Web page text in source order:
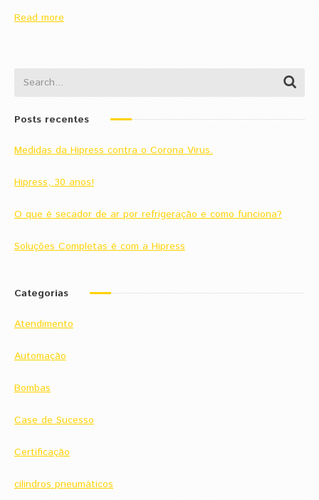
Read more
Posts recentes
Medidas da Hipress contra o Corona Virus.
Hipress, 30 anos!
O que é secador de ar por refrigeração e como funciona?
Soluções Completas é com a Hipress
Categorias
Atendimento
Automação
Bombas
Case de Sucesso
Certificação
cilindros pneumáticos